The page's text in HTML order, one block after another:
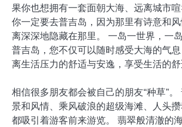
果你也想拥有一套面朝大海、远离城市
你一定要去普吉岛，因为那里有诗意和
离深深地隐藏在那里。 一岛一世界，一
普吉岛，您不仅可以随时感受大海的气
离生活压力的舒适与安逸，享受生活的舒
相信很多朋友都会被自己的朋友“种草”
景和风情、乘风破浪的超级海滩、人头攒
都吸引着游客前来游览。 翡翠般清澈的